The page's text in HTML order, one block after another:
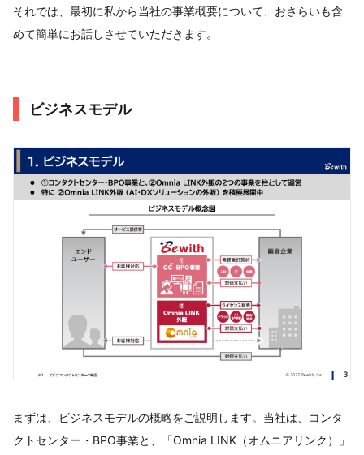
それでは、最初に私から当社の事業概要について、おさらいも含
めて簡単にお話しさせていただきます。
ビジネスモデル
まずは、ビジネスモデルの概略をご説明します。当社は、コンタ
クトセンター・BPO事業と、「Omnia LINK（オムニアリンク）」